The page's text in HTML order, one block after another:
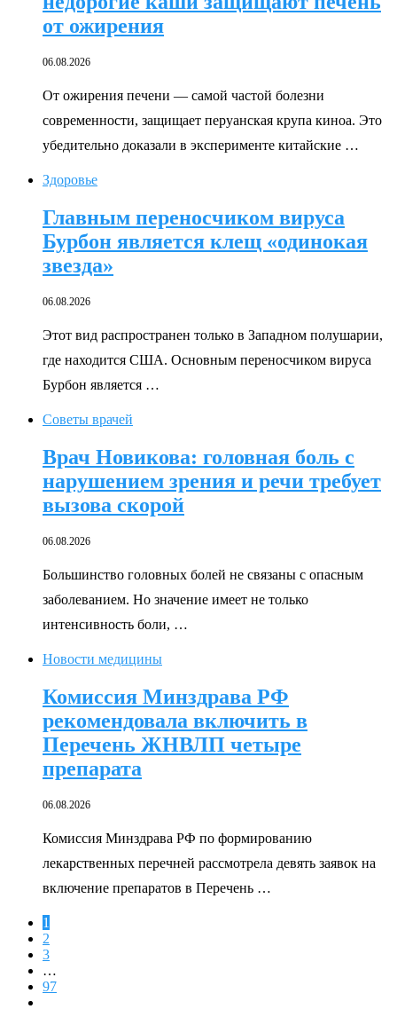
от ожирения
06.08.2026
От ожирения печени — самой частой болезни
современности, защищает перуанская крупа киноа. Это
убедительно доказали в эксперименте китайские …
Здоровье
Главным переносчиком вируса
Бурбон является клещ «одинокая
звезда»
06.08.2026
Этот вид распространен только в Западном полушарии,
где находится США. Основным переносчиком вируса
Бурбон является …
Советы врачей
Врач Новикова: головная боль с
нарушением зрения и речи требует
вызова скорой
06.08.2026
Большинство головных болей не связаны с опасным
заболеванием. Но значение имеет не только
интенсивность боли, …
Новости медицины
Комиссия Минздрава РФ
рекомендовала включить в
Перечень ЖНВЛП четыре
препарата
06.08.2026
Комиссия Минздрава РФ по формированию
лекарственных перечней рассмотрела девять заявок на
включение препаратов в Перечень …
1
2
3
…
97